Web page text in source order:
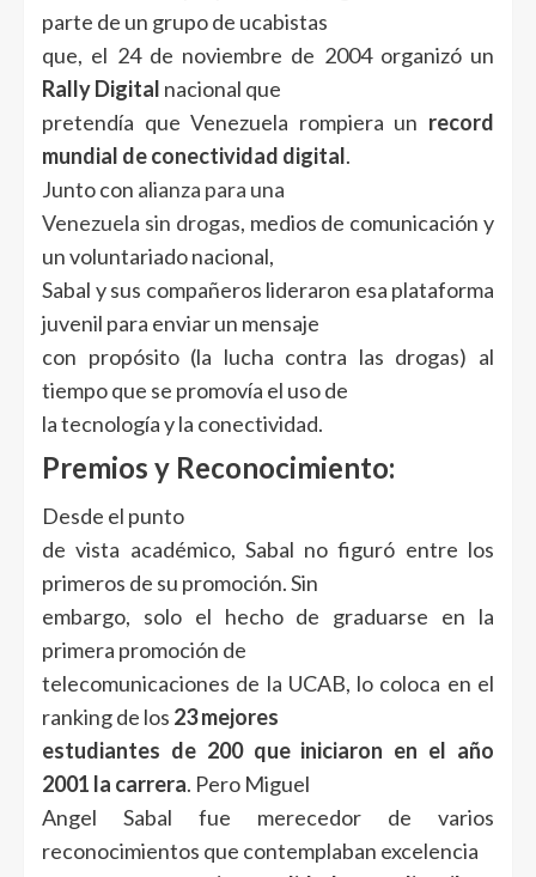
parte de un grupo de ucabistas
que, el 24 de noviembre de 2004 organizó un
Rally Digital nacional que
pretendía que Venezuela rompiera un record
mundial de conectividad digital.
Junto con alianza para una
Venezuela sin drogas, medios de comunicación y
un voluntariado nacional,
Sabal y sus compañeros lideraron esa plataforma
juvenil para enviar un mensaje
con propósito (la lucha contra las drogas) al
tiempo que se promovía el uso de
la tecnología y la conectividad.
Premios y Reconocimiento:
Desde el punto
de vista académico, Sabal no figuró entre los
primeros de su promoción. Sin
embargo, solo el hecho de graduarse en la
primera promoción de
telecomunicaciones de la UCAB, lo coloca en el
ranking de los 23 mejores
estudiantes de 200 que iniciaron en el año
2001 la carrera. Pero Miguel
Angel Sabal fue merecedor de varios
reconocimientos que contemplaban excelencia